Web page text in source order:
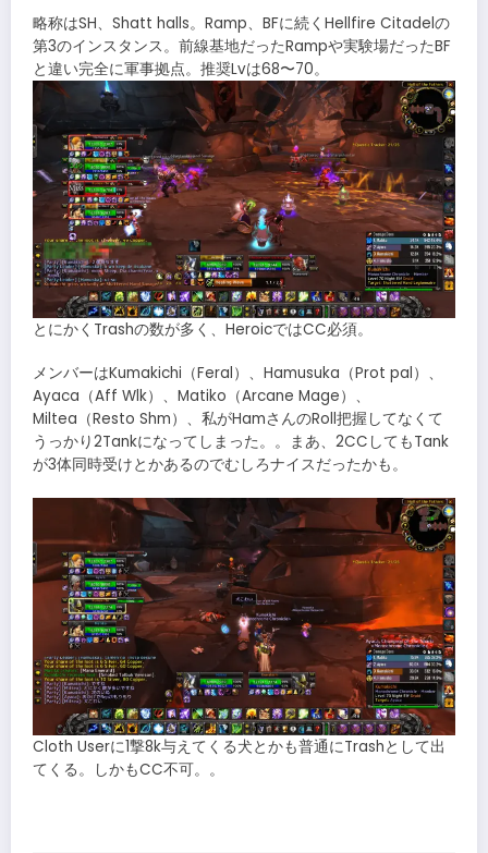
略称はSH、Shatt halls。Ramp、BFに続くHellfire Citadelの
第3のインスタンス。前線基地だったRampや実験場だったBF
と違い完全に軍事拠点。推奨Lvは68〜70。
とにかくTrashの数が多く、HeroicではCC必須。
メンバーはKumakichi（Feral）、Hamusuka（Prot pal）、
Ayaca（Aff Wlk）、Matiko（Arcane Mage）、
Miltea（Resto Shm）、私がHamさんのRoll把握してなくて
うっかり2Tankになってしまった。。まあ、2CCしてもTank
が3体同時受けとかあるのでむしろナイスだったかも。
Cloth Userに1撃8k与えてくる犬とかも普通にTrashとして出
てくる。しかもCC不可。。